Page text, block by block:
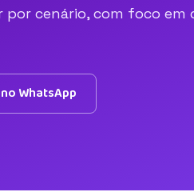
por cenário, com foco
WhatsApp